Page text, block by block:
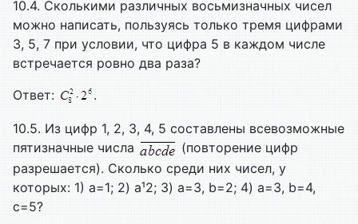
10.4. Сколькими различных восьмизначных чисел
можно написать, пользуясь только тремя цифрами
3, 5, 7 при условии, что цифра 5 в каждом числе
встречается ровно два раза?
Ответ:
.
10.5. Из цифр 1, 2, 3, 4, 5 составлены всевозможные
пятизначные числа
(повторение цифр
разрешается). Сколько среди них чисел, у
которых: 1) a=1; 2) a¹2; 3) a=3, b=2; 4) a=3, b=4,
c=5?